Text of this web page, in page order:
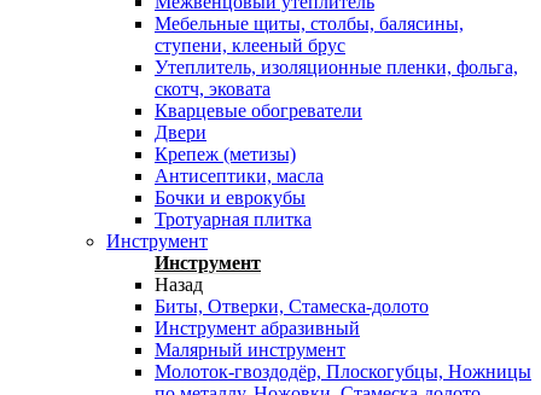
Мебельные щиты, столбы, балясины,
ступени, клееный брус
Утеплитель, изоляционные пленки, фольга,
скотч, эковата
Кварцевые обогреватели
Двери
Крепеж (метизы)
Антисептики, масла
Бочки и еврокубы
Тротуарная плитка
Инструмент
Инструмент
Назад
Биты, Отверки, Стамеска-долото
Инструмент абразивный
Малярный инструмент
Молоток-гвоздодёр, Плоскогубцы, Ножницы